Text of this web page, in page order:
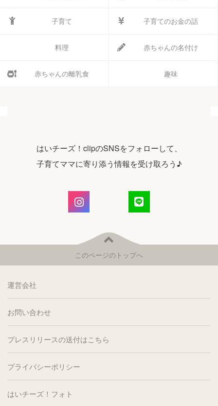
子育て 子育てのお金の話
料理 赤ちゃんの名付け
赤ちゃんの離乳食 趣味
はいチーズ！clipのSNSをフォローして、
子育てママに寄り添う情報を受け取ろう♪
このページのトップへ
運営会社
お問い合わせ
プレスリリースの送付はこちら
プライバシーポリシー
はいチーズ！フォト